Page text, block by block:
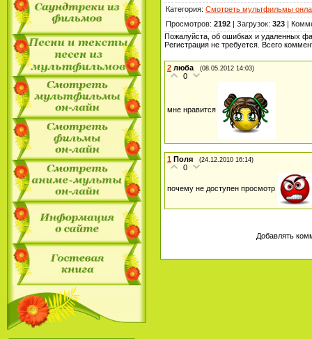
Категория: Смотреть мультфильмы
Просмотров: 2192 | Загрузок: 323 |
Пожалуйста, об ошибках и удаленных
Регистрация не требуется. Всего
2 люба (08.05.2012 14:03)
0
мне нравится
1 Поля (24.12.2010 16:14)
0
почему не доступен просмотр
Добавлять